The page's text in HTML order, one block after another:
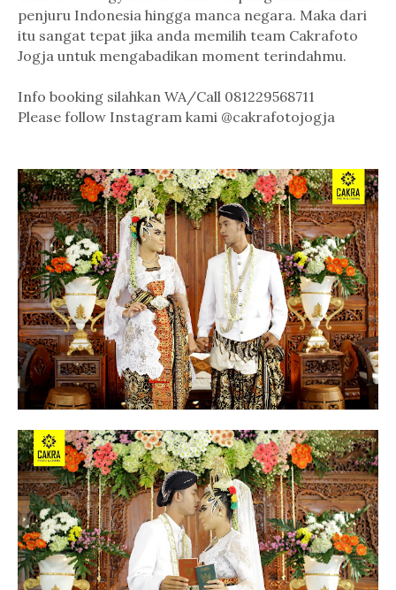
penjuru Indonesia hingga manca negara. Maka dari
itu sangat tepat jika anda memilih team Cakrafoto
Jogja untuk mengabadikan moment terindahmu.
Info booking silahkan WA/Call 081229568711
Please follow Instagram kami @cakrafotojogja